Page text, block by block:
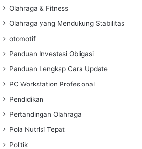
Olahraga & Fitness
Olahraga yang Mendukung Stabilitas
otomotif
Panduan Investasi Obligasi
Panduan Lengkap Cara Update
PC Workstation Profesional
Pendidikan
Pertandingan Olahraga
Pola Nutrisi Tepat
Politik